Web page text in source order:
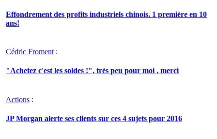
Effondrement des profits industriels chinois. 1 première en 10
ans!
Cédric Froment :
"Achetez c'est les soldes !", très peu pour moi , merci
Actions :
JP Morgan alerte ses clients sur ces 4 sujets pour 2016